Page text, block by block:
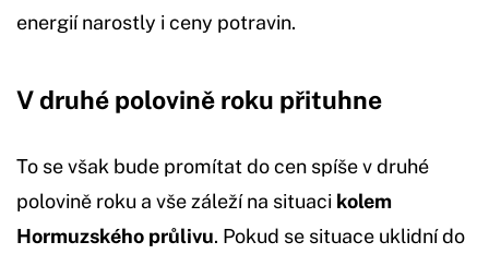
energií narostly i ceny potravin.
V druhé polovině roku přituhne
To se však bude promítat do cen spíše v druhé
polovině roku a vše záleží na situaci kolem
Hormuzského průlivu. Pokud se situace uklidní do